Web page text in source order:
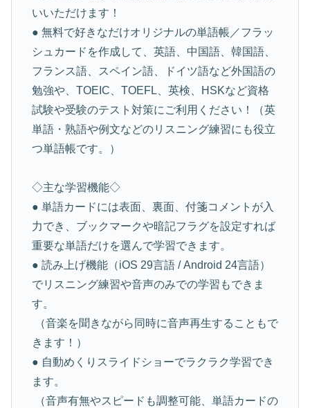
いいただけます！
● 無料で好きなだけオリジナルの単語帳／フラッ
シュカードを作成して、英語、中国語、韓国語、
フランス語、スペイン語、ドイツ語など外国語の
勉強や、TOEIC、TOEFL、英検、HSKなど資格
試験や受験のテスト対策にご利用ください！（英
単語・熟語や例文などのリスニング練習にも役立
つ単語帳です。）
◇主な学習機能◇
● 単語カードには表面、裏面、付箋コメントが入
力でき、ブックマークや暗記フラグを設定すれば
重要な単語だけを選んで学習できます。
● 読み上げ機能（iOS 29言語 / Android 24言語）
でリスニング練習や音声のみでの学習もできま
す。
（音楽を聞きながら同時に音声再生することもで
きます！）
● 自動めくりスライドショーでラクラク学習でき
ます。
（音声有無やスピードも調整可能、単語カードの